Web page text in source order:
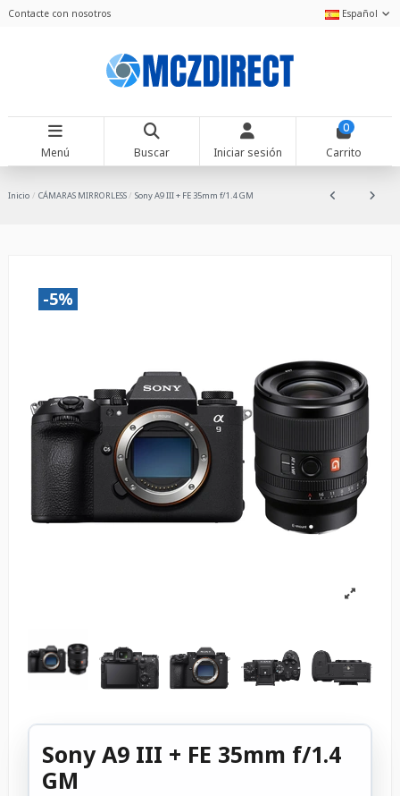
Contacte con nosotros Español
Menú Buscar Iniciar sesión
0
Carrito
Inicio CÁMARAS MIRRORLESS Sony A9 III + FE 35mm f/1.4 GM
-5%
Sony A9 III + FE 35mm f/1.4
GM